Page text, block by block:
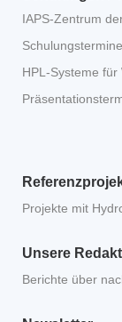
IAPS-Zentrum
HPL-Systeme
Projekte mit
Unsere
Berichte über